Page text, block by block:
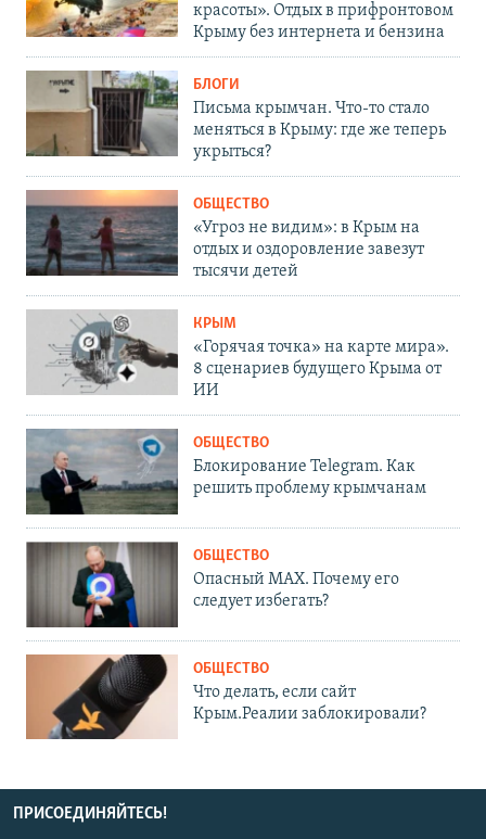
красоты». Отдых в прифронтовом
Крыму без интернета и бензина
БЛОГИ
Письма крымчан. Что-то стало
меняться в Крыму: где же теперь
укрыться?
ОБЩЕСТВО
«Угроз не видим»: в Крым на
отдых и оздоровление завезут
тысячи детей
КРЫМ
«Горячая точка» на карте мира».
8 сценариев будущего Крыма от
ИИ
ОБЩЕСТВО
Блокирование Telegram. Как
решить проблему крымчанам
ОБЩЕСТВО
Опасный MAX. Почему его
следует избегать?
ОБЩЕСТВО
Что делать, если сайт
Крым.Реалии заблокировали?
ПРИСОЕДИНЯЙТЕСЬ!